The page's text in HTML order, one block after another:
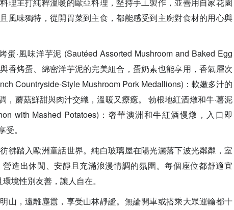
風味獨特，從開胃菜到主食，都能感受到主廚對食材的用心與
蛋·風味洋芋泥 (Sautéed Assorted Mushroom and Baked Egg
香烤蛋、綿密洋芋泥的完美組合，蛋奶素也能享用，香氣層次
Countryside-Style Mushroom Pork Medallions)：軟嫩多汁的
，蘑菇鮮甜與肉汁交織，溫暖又療癒。 勃根地紅酒燉和牛·薯泥
with Mashed Potatoes)：奢華澳洲和牛紅酒慢燉，入口即
。
彿踏入歐洲童話世界。純白玻璃屋在陽光灑落下波光粼粼，室
造出休閒、安靜且充滿浪漫情調的氛圍。每個座位都舒適宜
境性別友善，讓人自在。
山，遠離塵囂，享受山林靜謐。無論開車或搭乘大眾運輸都十